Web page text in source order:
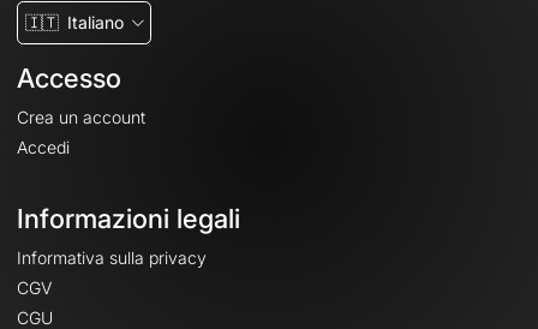
🇮🇹 Italiano
Accesso
Crea un account
Accedi
Informazioni legali
Informativa sulla privacy
CGV
CGU